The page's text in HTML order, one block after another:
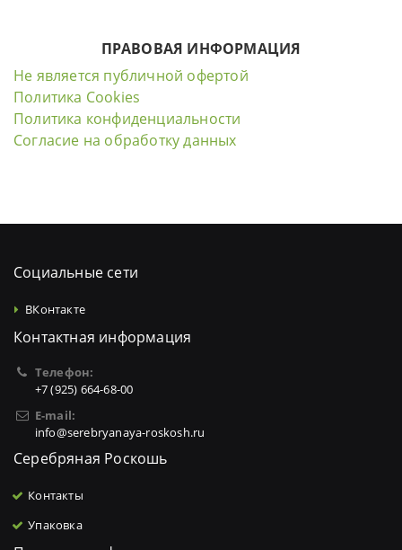
ПРАВОВАЯ ИНФОРМАЦИЯ
Не является публичной офертой
Политика Cookies
Политика конфиденциальности
Согласие на обработку данных
Социальные сети
ВКонтакте
Контактная информация
Телефон:
+7 (925) 664-68-00
E-mail:
info@serebryanaya-roskosh.ru
Серебряная Роскошь
Контакты
Упаковка